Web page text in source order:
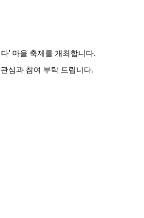
' 마을 축제를 개최합니다.
심과 참여 부탁 드립니다.